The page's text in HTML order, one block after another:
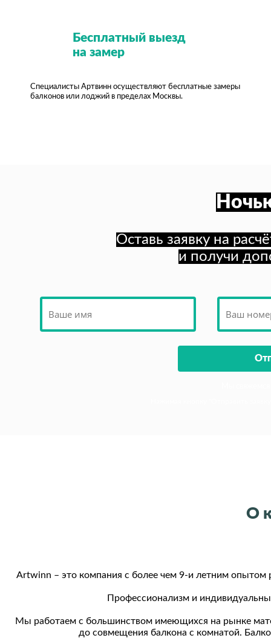
Бесплатный выезд
на замер
Специалисты Артвинн осуществляют бесплатные замеры
балконов или лоджий в пределах Москвы.
О
Artwinn – это компания с более чем 9-и летним опытом
Профессионализм и
Мы работаем с большинством имеющихся на рынке
до совмещения балкона с комнатой.
Оставь заявку на
и получи